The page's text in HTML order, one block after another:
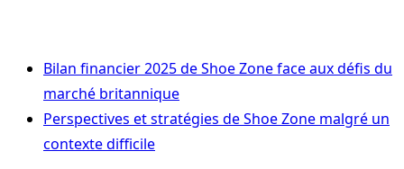
Bilan financier 2025 de Shoe Zone face aux défis du
marché britannique
Perspectives et stratégies de Shoe Zone malgré un
contexte difficile